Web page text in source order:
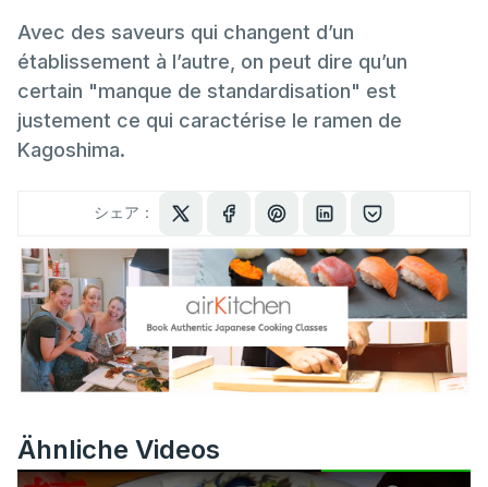
Avec des saveurs qui changent d’un
établissement à l’autre, on peut dire qu’un
certain "manque de standardisation" est
justement ce qui caractérise le ramen de
Kagoshima.
シェア：
Ähnliche Videos